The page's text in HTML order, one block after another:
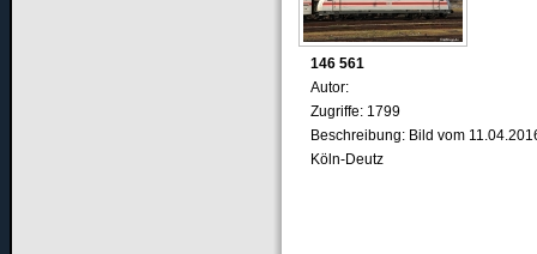
146 561
Autor:
Zugriffe: 1799
Beschreibung: Bild vom
Köln-Deutz